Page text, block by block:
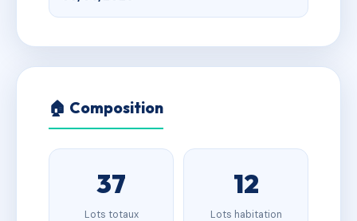
🏠 Composition
37
Lots totaux
12
Lots habitation